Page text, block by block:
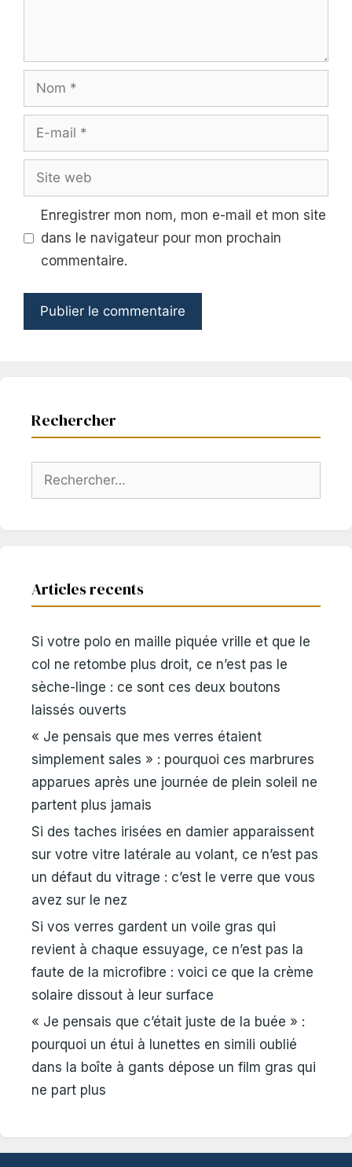
Nom
mail
Site
web
Enregistrer mon nom, mon e-mail et mon site
dans le navigateur pour mon prochain
commentaire.
Rechercher
Rechercher :
Articles recents
Si votre polo en maille piquée vrille et que le
col ne retombe plus droit, ce n’est pas le
sèche-linge : ce sont ces deux boutons
laissés ouverts
« Je pensais que mes verres étaient
simplement sales » : pourquoi ces marbrures
apparues après une journée de plein soleil ne
partent plus jamais
Si des taches irisées en damier apparaissent
sur votre vitre latérale au volant, ce n’est pas
un défaut du vitrage : c’est le verre que vous
avez sur le nez
Si vos verres gardent un voile gras qui
revient à chaque essuyage, ce n’est pas la
faute de la microfibre : voici ce que la crème
solaire dissout à leur surface
« Je pensais que c’était juste de la buée » :
pourquoi un étui à lunettes en simili oublié
dans la boîte à gants dépose un film gras qui
ne part plus